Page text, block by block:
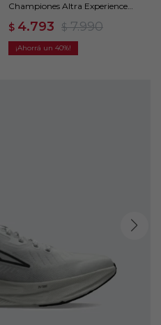
Championes Altra Experience
$ 4.793 $ 7.990
40